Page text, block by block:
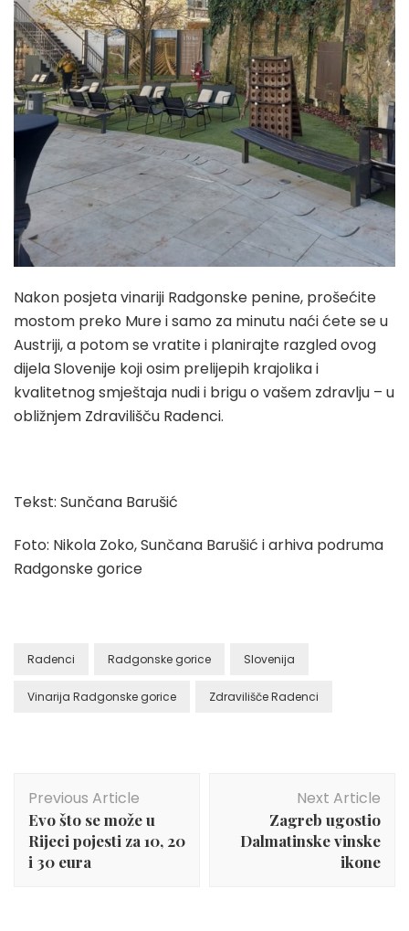
Nakon posjeta vinariji Radgonske penine, prošećite
mostom preko Mure i samo za minutu naći ćete se u
Austriji, a potom se vratite i planirajte razgled ovog
dijela Slovenije koji osim prelijepih krajolika i
kvalitetnog smještaja nudi i brigu o vašem zdravlju – u
obližnjem Zdravilišču Radenci.
Tekst: Sunčana Barušić
Foto: Nikola Zoko, Sunčana Barušić i arhiva podruma
Radgonske gorice
Radenci Radgonske gorice Slovenija
Vinarija Radgonske gorice Zdravilišče Radenci
Navigation
Previous Article
Evo što se može u
Rijeci pojesti za 10, 20
i 30 eura
Next Article
Zagreb ugostio
Dalmatinske vinske
ikone